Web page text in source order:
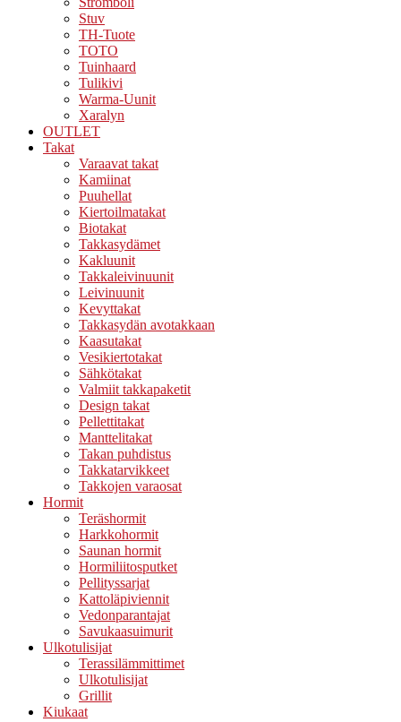
Stuv
TH-Tuote
TOTO
Tuinhaard
Tulikivi
Warma-Uunit
Xaralyn
OUTLET
Takat
Varaavat takat
Kamiinat
Puuhellat
Kiertoilmatakat
Biotakat
Takkasydämet
Kakluunit
Takkaleivinuunit
Leivinuunit
Kevyttakat
Takkasydän avotakkaan
Kaasutakat
Vesikiertotakat
Sähkötakat
Valmiit takkapaketit
Design takat
Pellettitakat
Manttelitakat
Takan puhdistus
Takkatarvikkeet
Takkojen varaosat
Hormit
Teräshormit
Harkkohormit
Saunan hormit
Hormiliitosputket
Pellityssarjat
Kattoläpiviennit
Vedonparantajat
Savukaasuimurit
Ulkotulisijat
Terassilämmittimet
Ulkotulisijat
Grillit
Kiukaat